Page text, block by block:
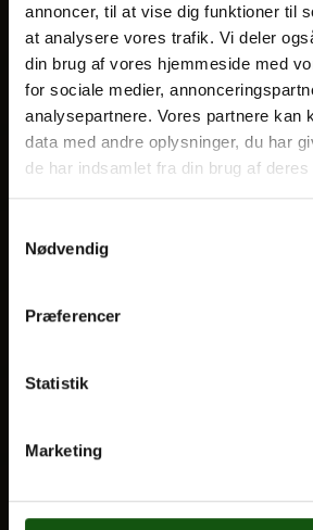
annoncer, til at vise dig funktioner til
at analysere vores trafik. Vi deler
din brug af vores hjemmeside med
for sociale medier,
analysepartnere. Vores partnere kan
data med andre oplysninger, du har
de har indsamlet fra din brug af deres
Nødvendig
Præferencer
Statistik
Marketing
Vores uddannelser
Om E.G.
BLIV ELEV
Til forældre
VORES UDDANNELSER
Alle fag og valgfag